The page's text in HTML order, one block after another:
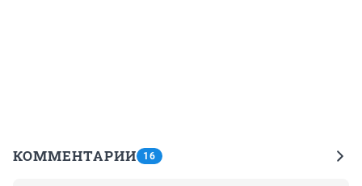
КОММЕНТАРИИ 16